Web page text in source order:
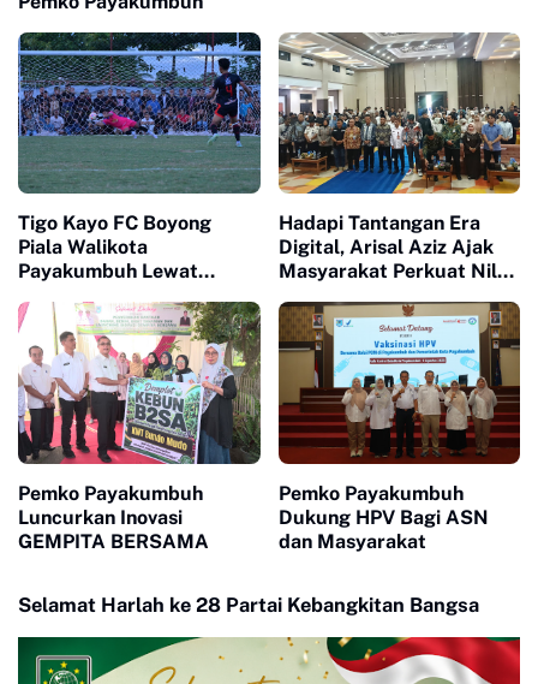
Tigo Kayo FC Boyong
Piala Walikota
Payakumbuh Lewat
Hadapi Tantangan Era
Digital, Arisal Aziz Ajak
Masyarakat Perkuat Nilai
Pemko Payakumbuh
Luncurkan Inovasi
GEMPITA BERSAMA
Pemko Payakumbuh
Dukung HPV Bagi ASN
dan Masyarakat
Selamat Harlah ke 28 Partai Kebangkitan Bangsa